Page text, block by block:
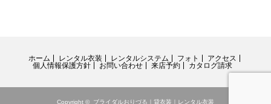
ホーム レンタル衣装 レンタルシステム フォト
アクセス
個人情報保護方針
お問い合わせ 来店予約 カタログ請求
Copyright © ブライダルおりづる｜貸衣装｜レンタル衣装